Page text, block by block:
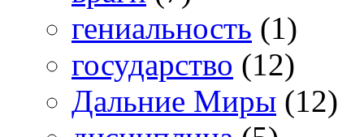
гениальность (1)
государство (12)
Дальние Миры (12)